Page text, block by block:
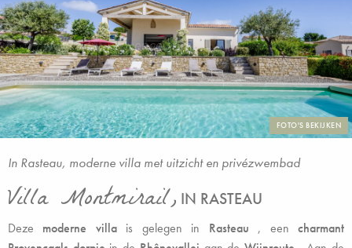
FOTO'S BEKIJKEN
In Rasteau, moderne villa met uitzicht en privézwembad
Villa Montmirail, IN RASTEAU
Deze moderne villais gelegen in Rasteau , eencharmant